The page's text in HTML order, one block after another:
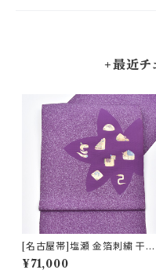
+最近チ
[名古屋帯]塩瀬 金箔刺繍 干支
柄 九寸帯 正絹 日本製(商品番
号:22235)
¥71,000